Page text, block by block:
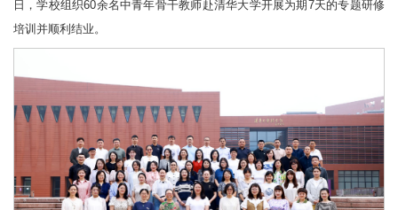
日，学校组织60余名中青年骨干教师赴清华大学开展为期7天的专题研修
培训并顺利结业。